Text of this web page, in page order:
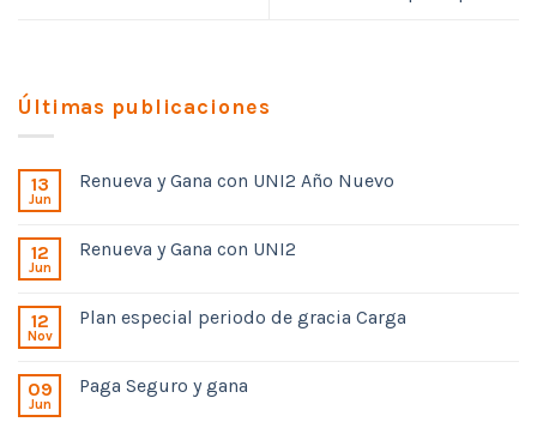
Últimas publicaciones
13
Jun
Renueva y Gana con UNI2 Año Nuevo
12
Jun
Renueva y Gana con UNI2
12
Nov
Plan especial periodo de gracia Carga
09
Jun
Paga Seguro y gana